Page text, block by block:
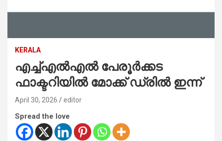
KERALA
എച്ച്എൽഎൽ പേരൂർക്കട
ഫാക്ടറിയിൽ മോക്ക് ഡ്രിൽ ഇന്ന്
April 30, 2026 editor
Spread the love